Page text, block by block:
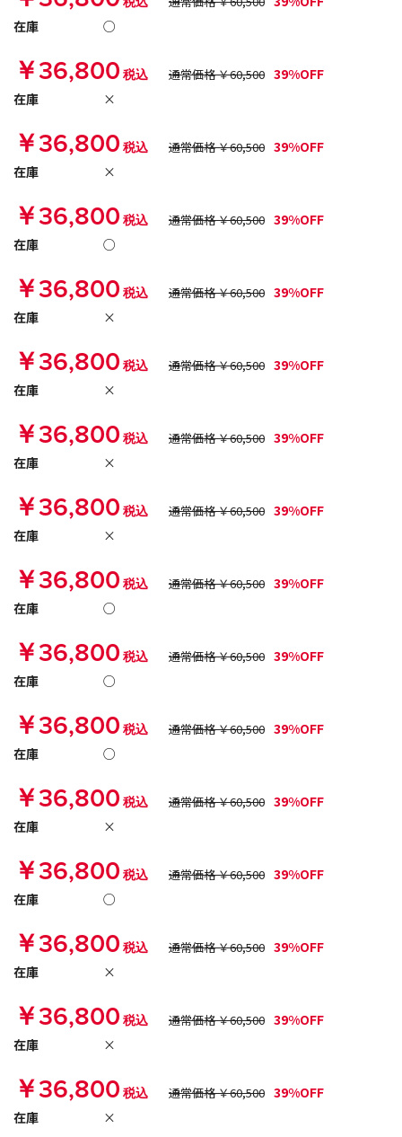
在庫
○
￥36,800税込 通常価格 ￥60,500 39%OFF
在庫
×
￥36,800税込 通常価格 ￥60,500 39%OFF
在庫
×
￥36,800税込 通常価格 ￥60,500 39%OFF
在庫
○
￥36,800税込 通常価格 ￥60,500 39%OFF
在庫
×
￥36,800税込 通常価格 ￥60,500 39%OFF
在庫
×
￥36,800税込 通常価格 ￥60,500 39%OFF
在庫
×
￥36,800税込 通常価格 ￥60,500 39%OFF
在庫
×
￥36,800税込 通常価格 ￥60,500 39%OFF
在庫
○
￥36,800税込 通常価格 ￥60,500 39%OFF
在庫
○
￥36,800税込 通常価格 ￥60,500 39%OFF
在庫
○
￥36,800税込 通常価格 ￥60,500 39%OFF
在庫
×
￥36,800税込 通常価格 ￥60,500 39%OFF
在庫
○
￥36,800税込 通常価格 ￥60,500 39%OFF
在庫
×
￥36,800税込 通常価格 ￥60,500 39%OFF
在庫
×
￥36,800税込 通常価格 ￥60,500 39%OFF
在庫
×